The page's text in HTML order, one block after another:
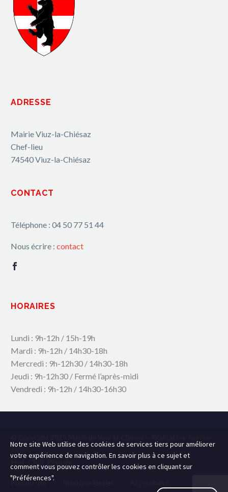
ADRESSE
Mairie Viuz-la-Chiésaz
Chef-lieu
74540 Viuz-la-Chiésaz
CONTACT
Téléphone : 04 50 77 51 44
Nous écrire : contact
HORAIRES
Lundi : 9h-12h / 15h-19h
Mardi : 9h-12h / 14h30-18h
Mercredi : 9h-12h30 / 14h30-18h
Jeudi : 9h-12h30 / Fermé l’après-midi
Vendredi : 9h-12h / 14h30-16h30
109.C
Hot-Chili_Pepper
Plan du site
Notre site Web utilise des cookies de services tiers pour améliorer
votre expérience de navigation. En savoir plus à ce sujet et
comment vous pouvez contrôler les cookies en cliquant sur
"Préférences".